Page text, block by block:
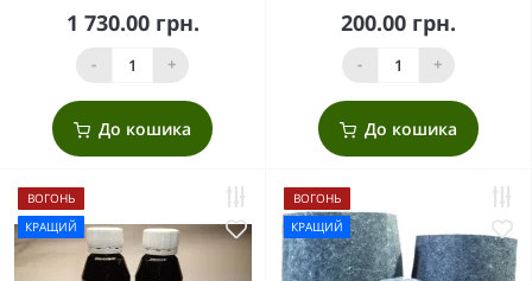
1 730.00 грн.
- +
До кошика
200.00 грн.
- +
До кошика
ВОГОНЬ
КРАЩИЙ
ВОГОНЬ
КРАЩИЙ